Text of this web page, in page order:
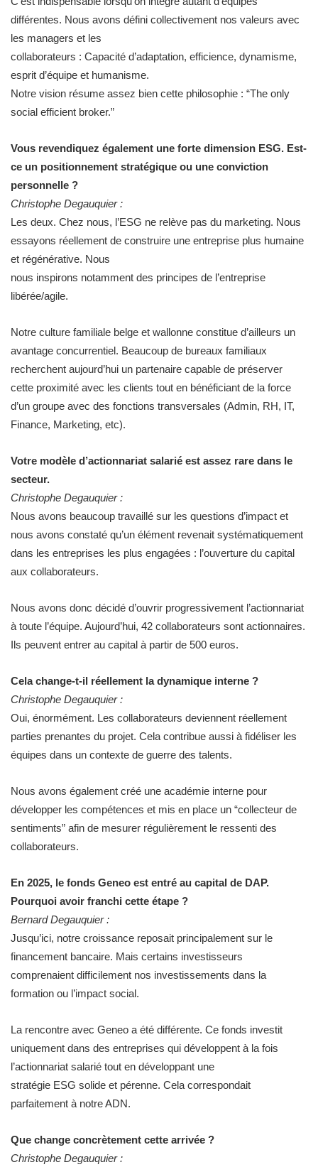
différentes. Nous avons défini collectivement nos valeurs avec
les managers et les
collaborateurs : Capacité d’adaptation, efficience, dynamisme,
esprit d’équipe et humanisme.
Notre vision résume assez bien cette philosophie : “The only
social efficient broker.”
Vous revendiquez également une forte dimension ESG. Est-
ce un positionnement stratégique ou une conviction
personnelle ?
Christophe Degauquier :
Les deux. Chez nous, l’ESG ne relève pas du marketing. Nous
essayons réellement de construire une entreprise plus humaine
et régénérative. Nous
nous inspirons notamment des principes de l’entreprise
libérée/agile.
Notre culture familiale belge et wallonne constitue d’ailleurs un
avantage concurrentiel. Beaucoup de bureaux familiaux
recherchent aujourd’hui un partenaire capable de préserver
cette proximité avec les clients tout en bénéficiant de la force
d’un groupe avec des fonctions transversales (Admin, RH, IT,
Finance, Marketing, etc).
Votre modèle d’actionnariat salarié est assez rare dans le
secteur.
Christophe Degauquier :
Nous avons beaucoup travaillé sur les questions d’impact et
nous avons constaté qu’un élément revenait systématiquement
dans les entreprises les plus engagées : l’ouverture du capital
aux collaborateurs.
Nous avons donc décidé d’ouvrir progressivement l’actionnariat
à toute l’équipe. Aujourd’hui, 42 collaborateurs sont actionnaires.
Ils peuvent entrer au capital à partir de 500 euros.
Cela change-t-il réellement la dynamique interne ?
Christophe Degauquier :
Oui, énormément. Les collaborateurs deviennent réellement
parties prenantes du projet. Cela contribue aussi à fidéliser les
équipes dans un contexte de guerre des talents.
Nous avons également créé une académie interne pour
développer les compétences et mis en place un “collecteur de
sentiments” afin de mesurer régulièrement le ressenti des
collaborateurs.
En 2025, le fonds Geneo est entré au capital de DAP.
Pourquoi avoir franchi cette étape ?
Bernard Degauquier :
Jusqu’ici, notre croissance reposait principalement sur le
financement bancaire. Mais certains investisseurs
comprenaient difficilement nos investissements dans la
formation ou l’impact social.
La rencontre avec Geneo a été différente. Ce fonds investit
uniquement dans des entreprises qui développent à la fois
l’actionnariat salarié tout en développant une
stratégie ESG solide et pérenne. Cela correspondait
parfaitement à notre ADN.
Que change concrètement cette arrivée ?
Christophe Degauquier :